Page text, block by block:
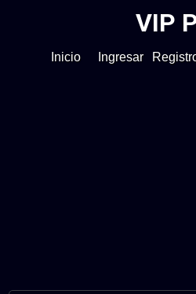
VIP
Inicio Ingresar